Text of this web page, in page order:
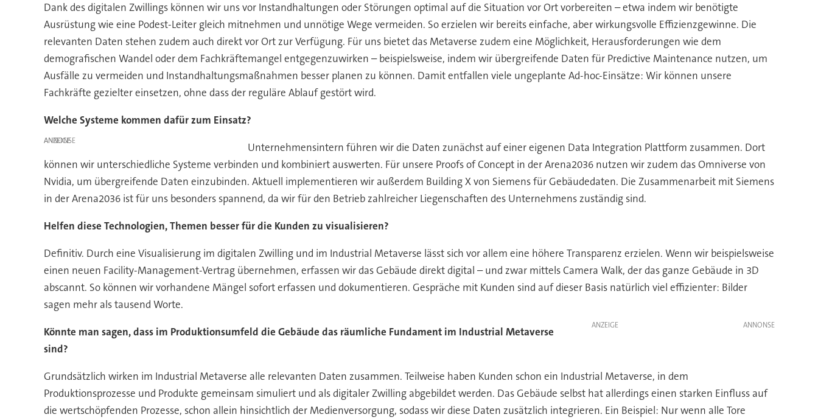
Dank des digitalen Zwillings können wir uns vor Instandhaltungen oder Störungen optimal auf die Situation vor Ort vorbereiten – etwa indem wir benötigte
Ausrüstung wie eine Podest-Leiter gleich mitnehmen und unnötige Wege vermeiden. So erzielen wir bereits einfache, aber wirkungsvolle Effizienzgewinne. Die
relevanten Daten stehen zudem auch direkt vor Ort zur Verfügung. Für uns bietet das Metaverse zudem eine Möglichkeit, Herausforderungen wie dem
demografischen Wandel oder dem Fachkräftemangel entgegenzuwirken – beispielsweise, indem wir übergreifende Daten für Predictive Maintenance nutzen, um
Ausfälle zu vermeiden und Instandhaltungsmaßnahmen besser planen zu können. Damit entfallen viele ungeplante Ad-hoc-Einsätze: Wir können unsere
Fachkräfte gezielter einsetzen, ohne dass der reguläre Ablauf gestört wird.
Welche Systeme kommen dafür zum Einsatz?
ANZEIGE
Unternehmensintern führen wir die Daten zunächst auf einer eigenen Data Integration Plattform zusammen. Dort
können wir unterschiedliche Systeme verbinden und kombiniert auswerten. Für unsere Proofs of Concept in der Arena2036 nutzen wir zudem das Omniverse von
Nvidia, um übergreifende Daten einzubinden. Aktuell implementieren wir außerdem Building X von Siemens für Gebäudedaten. Die Zusammenarbeit mit Siemens
in der Arena2036 ist für uns besonders spannend, da wir für den Betrieb zahlreicher Liegenschaften des Unternehmens zuständig sind.
Helfen diese Technologien, Themen besser für die Kunden zu visualisieren?
Definitiv. Durch eine Visualisierung im digitalen Zwilling und im Industrial Metaverse lässt sich vor allem eine höhere Transparenz erzielen. Wenn wir beispielsweise
einen neuen Facility-Management-Vertrag übernehmen, erfassen wir das Gebäude direkt digital – und zwar mittels Camera Walk, der das ganze Gebäude in 3D
abscannt. So können wir vorhandene Mängel sofort erfassen und dokumentieren. Gespräche mit Kunden sind auf dieser Basis natürlich viel effizienter: Bilder
sagen mehr als tausend Worte.
ANZEIGE
Könnte man sagen, dass im Produktionsumfeld die Gebäude das räumliche Fundament im Industrial Metaverse
sind?
Grundsätzlich wirken im Industrial Metaverse alle relevanten Daten zusammen. Teilweise haben Kunden schon ein Industrial Metaverse, in dem
Produktionsprozesse und Produkte gemeinsam simuliert und als digitaler Zwilling abgebildet werden. Das Gebäude selbst hat allerdings einen starken Einfluss auf
die wertschöpfenden Prozesse, schon allein hinsichtlich der Medienversorgung, sodass wir diese Daten zusätzlich integrieren. Ein Beispiel: Nur wenn alle Tore